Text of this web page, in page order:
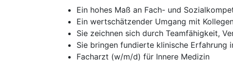
Ein hohes Maß an Fach- und
Ein wertschätzender Umgang mit
Sie zeichnen sich durch Teamfähigkeit,
Sie bringen fundierte klinische Erfahrung
Facharzt (w/m/d) für Innere Medizin